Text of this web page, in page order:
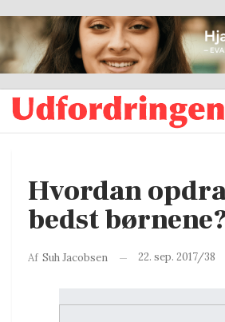
Hvordan
bedst
Af Suh Jacobsen 22. sep. 2017/38